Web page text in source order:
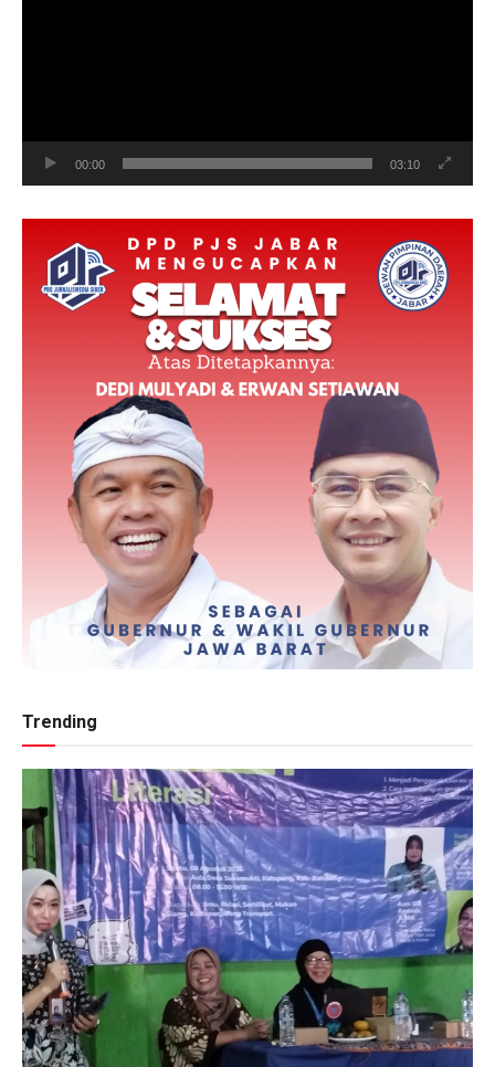
00:00 03:10
Trending